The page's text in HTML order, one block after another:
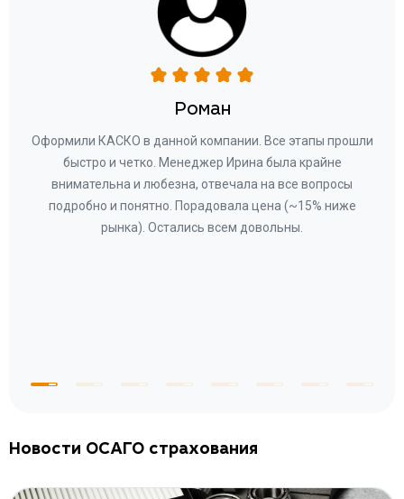
Роман
Оформили КАСКО в данной компании. Все этапы прошли
быстро и четко. Менеджер Ирина была крайне
внимательна и любезна, отвечала на все вопросы
подробно и понятно. Порадовала цена (~15% ниже
рынка). Остались всем довольны.
Новости ОСАГО страхования